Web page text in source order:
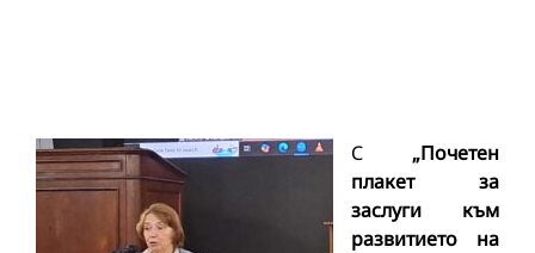
С „Почетен
плакет за
заслуги към
развитието на